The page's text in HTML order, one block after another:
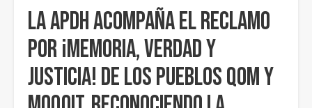
sitio
La APDH acompaña el reclamo
por ¡Memoria, Verdad y
Justicia! de los pueblos Qom y